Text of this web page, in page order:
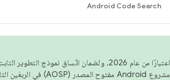
Android Code Search
اعتبارًا من عام 2026، ولضمان اتّساق نموذج
مشروع Android مفتوح المصدر (AOSP) في الربعَين الثاني والرابع. لبناء مشروع Android مفتوح المصدر والمساهمة فيه، استخدِم